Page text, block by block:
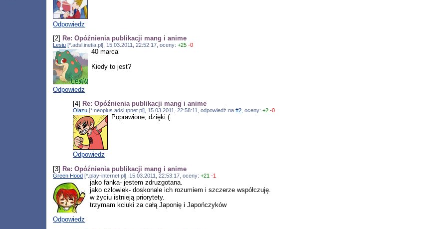
Odpowiedz
[2] Re: Opóźnienia publikacji mang i anime
Lesiu [*.adsl.inetia.pl], 15.03.2011, 22:52:17, oceny:+25 -0
40 marca
Kiedy to jest?
Odpowiedz
[4] Re: Opóźnienia publikacji mang i anime
Olazu [*.neoplus.adsl.tpnet.pl], 15.03.2011, 22:58:11, odpowiedź na#2 , oceny:+2 -0
Poprawione, dzięki (:
Odpowiedz
[3] Re: Opóźnienia publikacji mang i anime
Green Hood [*.play-internet.pl], 15.03.2011, 22:53:17, oceny:+21 -1
jako fanka- jestem zdruzgotana.
jako człowiek- doskonale ich rozumiem i szczerze współczuję.
w życiu istnieją priorytety.
trzymam kciuki za całą Japonię i Japończyków
Odpowiedz